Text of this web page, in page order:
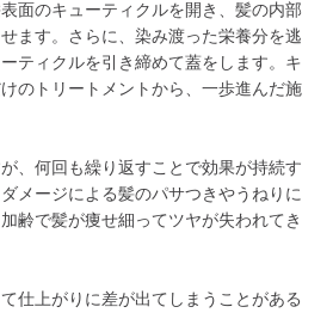
面のキューティクルを開き、髪の内部
ます。さらに、染み渡った栄養分を逃
ティクルを引き締めて蓋をします。キ
のトリートメントから、一歩進んだ施
、何回も繰り返すことで効果が持続す
メージによる髪のパサつきやうねりに
齢で髪が痩せ細ってツヤが失われてき
仕上がりに差が出てしまうことがある